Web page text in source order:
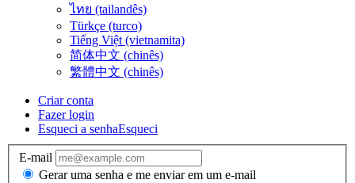
ไทย (tailandês)
Türkçe (turco)
Tiếng Việt (vietnamita)
简体中文 (chinês)
繁體中文 (chinês)
Criar conta
Fazer login
Esqueci a senhaEsqueci
E-mail
Gerar uma senha e me enviar em um e-mail